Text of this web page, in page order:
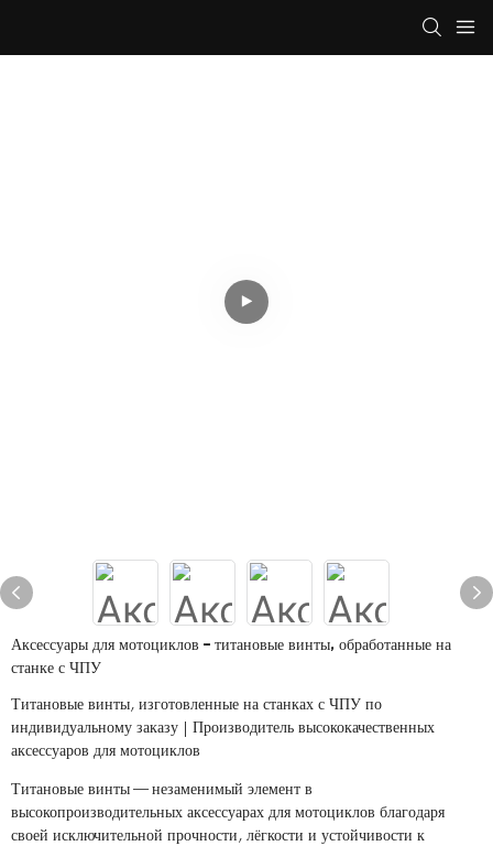
Аксессуары для мотоциклов – титановые винты, обработанные на
станке с ЧПУ
Титановые винты, изготовленные на станках с ЧПУ по
индивидуальному заказу | Производитель высококачественных
аксессуаров для мотоциклов
Титановые винты — незаменимый элемент в
высокопроизводительных аксессуарах для мотоциклов благодаря
своей исключительной прочности, лёгкости и устойчивости к